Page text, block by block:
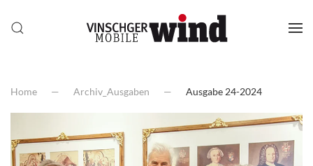
Home Archiv_Ausgaben Ausgabe 24-2024